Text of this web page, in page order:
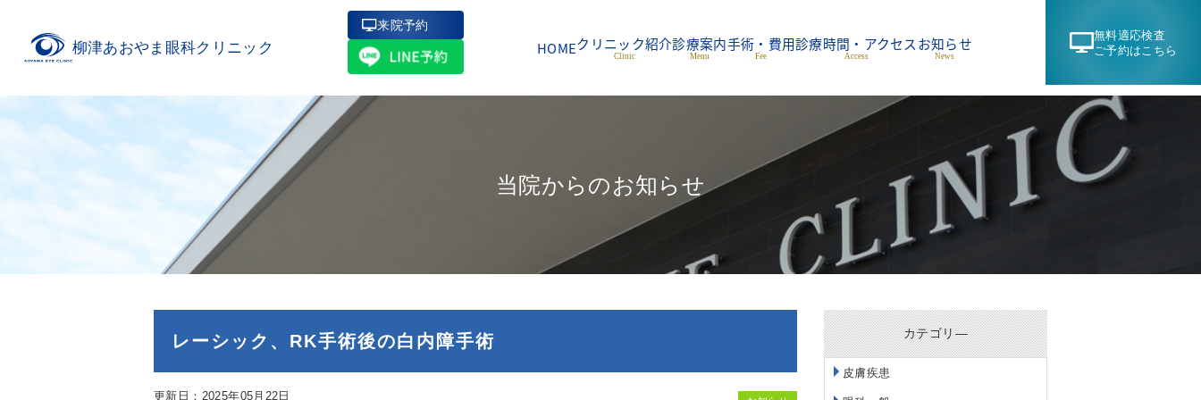
柳津あおやま眼科クリニック
来院予約
HOMEクリニック紹介
Clinic
診療案内
Menu
手術・費用
Fee
診療時間・アクセス
Access
お知らせ
News
無料適応検査
ご予約はこちら
当院からのお知らせ
レーシック、RK手術後の白内障手術
更新日：2025年05月22日
カテゴリ―
皮膚疾患